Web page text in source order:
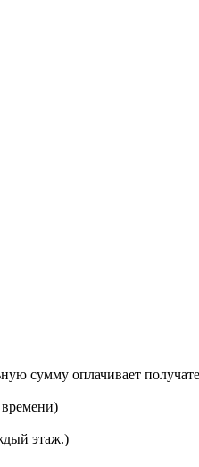
сумму оплачивает
времени)
этаж.)